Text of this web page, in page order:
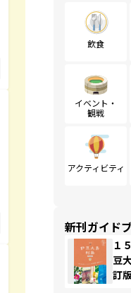
飲食
イベント・
観戦
アクティビティ
新刊ガイド
１
豆
訂版